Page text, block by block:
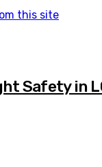
this site
Safety in